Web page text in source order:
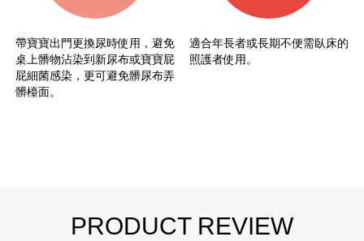
帶寶寶出門更換尿時使用，避免
桌上髒物沾染到新尿布或寶寶屁
屁細菌感染，更可避免髒尿布弄
髒檯面。
適合年長者或長期不便需臥床的
照護者使用。
PRODUCT REVIEW